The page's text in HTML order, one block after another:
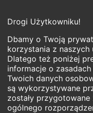
Drogi Użytkowniku!
Dbamy o Twoją
korzystania z naszych
Dlatego też poniżej
informacje o
Twoich danych
są wykorzystywane
zostały przygotowane
ogólnego